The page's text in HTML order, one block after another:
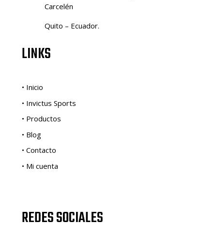
Carcelén
Quito – Ecuador.
LINKS
• Inicio
• Invictus Sports
• Productos
• Blog
• Contacto
• Mi cuenta
REDES SOCIALES